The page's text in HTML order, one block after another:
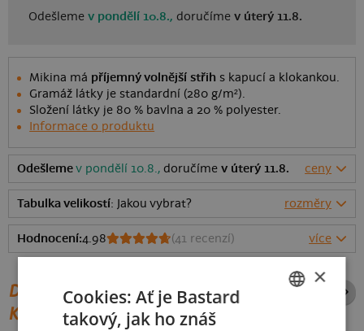
Odešlemev pondělí 10.8., doručímev úterý 11.8.
Mikina má příjemný volnější střih s kapucí a klokankou.
Gramáž látky je standardní (280 g/m²).
Složení látky je 80 % bavlna a 20 % polyester.
Informace o produktu
Odešlemev pondělí 10.8., doručímev úterý 11.8. ceny
Tabulka velikostí: Jakou vybrat? rozměry
Hodnocení:4.98 (41 recenzí) více
DALŠÍ POTISKY ZE STEJNÉ
KATEGORIE
×
Cookies: Ať je Bastard
takový, jak ho znáš